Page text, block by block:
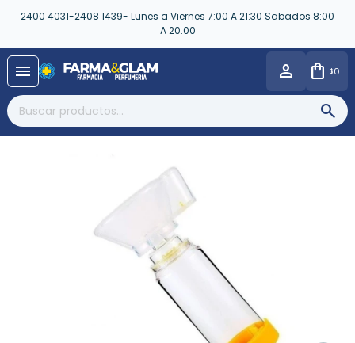
2400 4031-2408 1439- Lunes a Viernes 7:00 A 21:30 Sabados 8:00
A 20:00
menu $0